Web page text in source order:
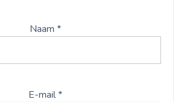
Naam *
E-mail*